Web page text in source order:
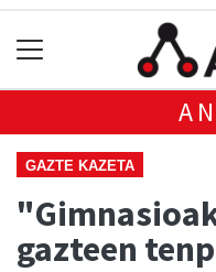
GAZTE KAZETA
gazteen